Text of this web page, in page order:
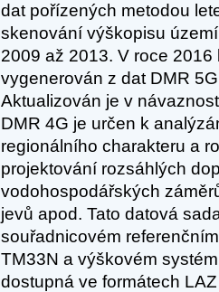
dat pořízených metodou
skenování výškopisu
2009 až 2013. V roce 2016
vygenerován z dat DMR
Aktualizován je v
DMR 4G je určen k
regionálního charakteru a
projektování rozsáhlých
vodohospodářských
jevů apod. Tato datová
souřadnicovém
TM33N a výškovém
dostupná ve formátech